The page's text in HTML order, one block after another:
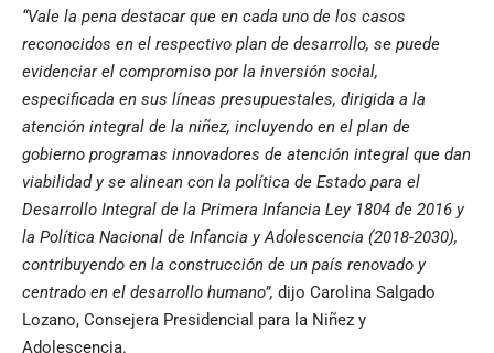
“Vale la pena destacar que en cada uno de los casos
reconocidos en el respectivo plan de desarrollo, se puede
evidenciar el compromiso por la inversión social,
especificada en sus líneas presupuestales, dirigida a la
atención integral de la niñez, incluyendo en el plan de
gobierno programas innovadores de atención integral que dan
viabilidad y se alinean con la política de Estado para el
Desarrollo Integral de la Primera Infancia Ley 1804 de 2016 y
la Política Nacional de Infancia y Adolescencia (2018-2030),
contribuyendo en la construcción de un país renovado y
centrado en el desarrollo humano”, dijo Carolina Salgado
Lozano, Consejera Presidencial para la Niñez y
Adolescencia.